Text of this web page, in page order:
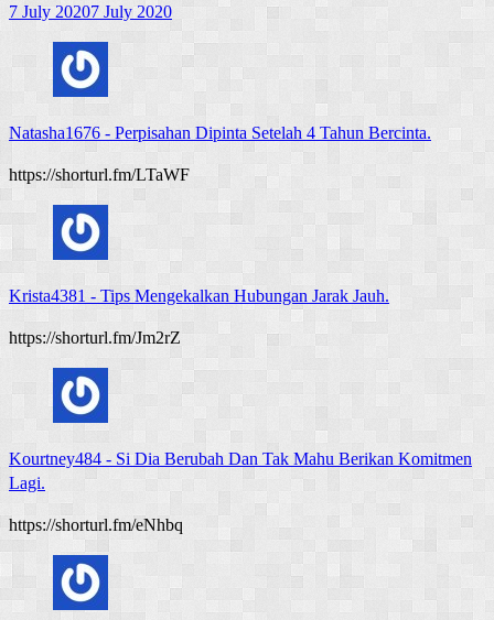
7 July 20207 July 2020
Natasha1676 - Perpisahan Dipinta Setelah 4 Tahun Bercinta.
https://shorturl.fm/LTaWF
Krista4381 - Tips Mengekalkan Hubungan Jarak Jauh.
https://shorturl.fm/Jm2rZ
Kourtney484 - Si Dia Berubah Dan Tak Mahu Berikan Komitmen
Lagi.
https://shorturl.fm/eNhbq